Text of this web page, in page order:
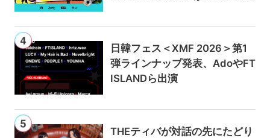
ブ配信
日韓フェス＜XMF 2026＞第1
弾ラインナップ発表、AdoやFT
ISLANDら出演
THEティバが対話の先にたどり